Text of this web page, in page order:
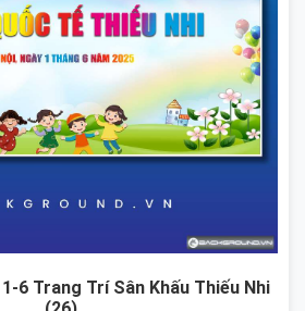
6 Trang Trí Sân Khấu Thiếu Nhi